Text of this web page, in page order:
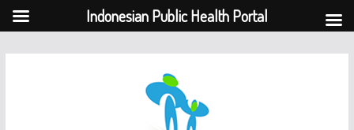
Indonesian Public Health Portal